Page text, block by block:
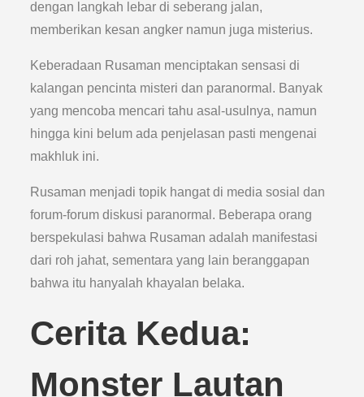
dengan langkah lebar di seberang jalan,
memberikan kesan angker namun juga misterius.
Keberadaan Rusaman menciptakan sensasi di
kalangan pencinta misteri dan paranormal. Banyak
yang mencoba mencari tahu asal-usulnya, namun
hingga kini belum ada penjelasan pasti mengenai
makhluk ini.
Rusaman menjadi topik hangat di media sosial dan
forum-forum diskusi paranormal. Beberapa orang
berspekulasi bahwa Rusaman adalah manifestasi
dari roh jahat, sementara yang lain beranggapan
bahwa itu hanyalah khayalan belaka.
Cerita Kedua:
Monster Lautan